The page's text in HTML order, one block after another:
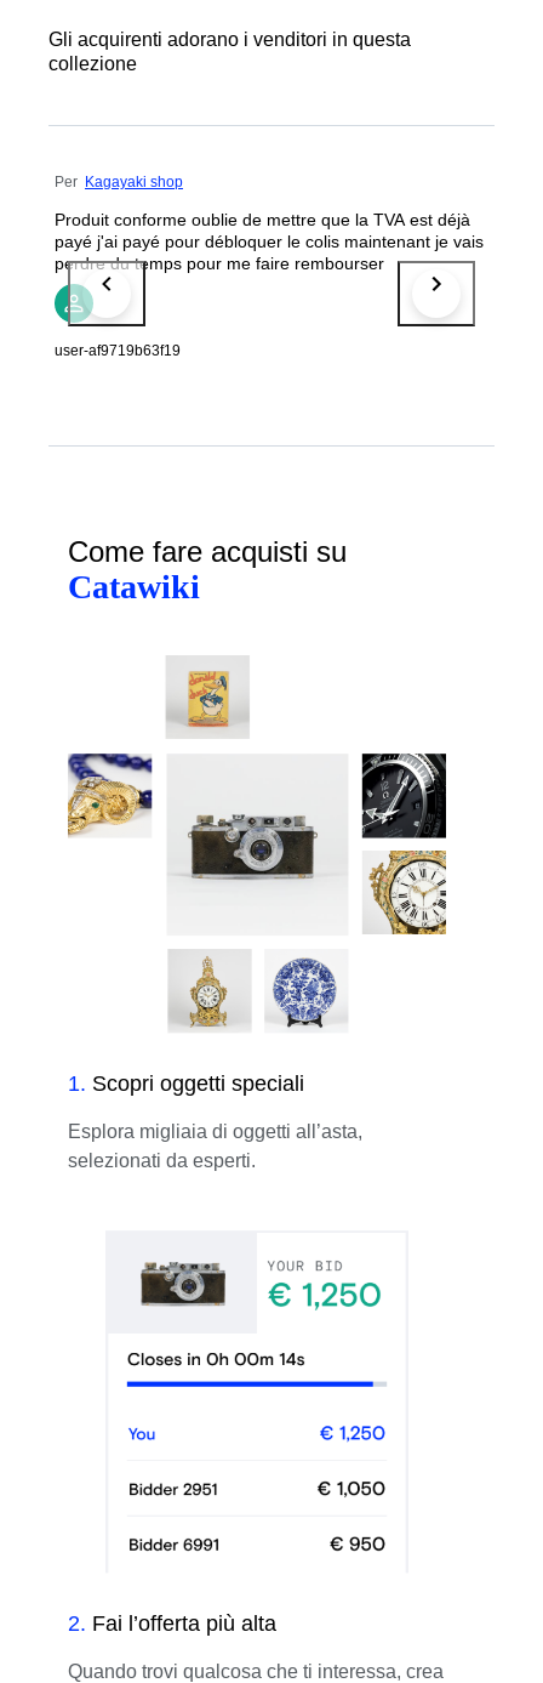
Gli acquirenti adorano i venditori in questa
collezione
Per Kagayaki shop
Produit conforme oublie de mettre que la TVA est déjà
payé j'ai payé pour débloquer le colis maintenant je vais
perdre du temps pour me faire rembourser
user-af9719b63f19
Come fare acquisti su
Catawiki
1. Scopri oggetti speciali
Esplora migliaia di oggetti all’asta,
selezionati da esperti.
2. Fai l’offerta più alta
Quando trovi qualcosa che ti interessa, crea